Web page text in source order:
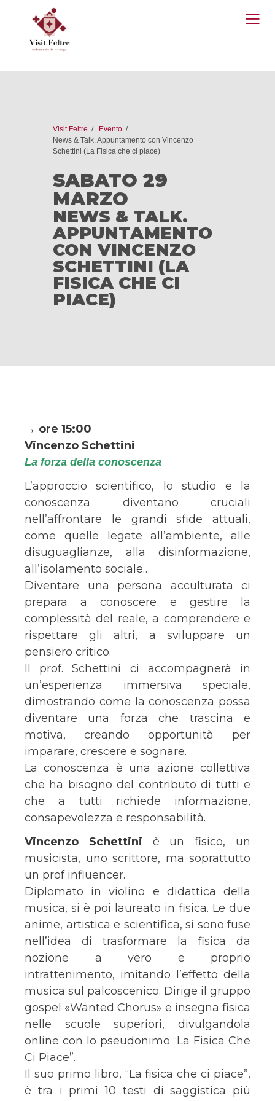
Visit Feltre
Evento
News & Talk. Appuntamento con Vincenzo
Schettini (La Fisica che ci piace)
SABATO 29
MARZO
NEWS & TALK.
APPUNTAMENTO
CON VINCENZO
SCHETTINI (LA
FISICA CHE CI
PIACE)
→ ore 15:00
Vincenzo Schettini
La forza della conoscenza
L’approccio scientifico, lo studio e la
conoscenza diventano cruciali
nell’affrontare le grandi sfide attuali,
come quelle legate all’ambiente, alle
disuguaglianze, alla disinformazione,
all’isolamento sociale…
Diventare una persona acculturata ci
prepara a conoscere e gestire la
complessità del reale, a comprendere e
rispettare gli altri, a sviluppare un
pensiero critico.
Il prof. Schettini ci accompagnerà in
un’esperienza immersiva speciale,
dimostrando come la conoscenza possa
diventare una forza che trascina e
motiva, creando opportunità per
imparare, crescere e sognare.
La conoscenza è una azione collettiva
che ha bisogno del contributo di tutti e
che a tutti richiede informazione,
consapevolezza e responsabilità.
Vincenzo Schettini è un fisico, un
musicista, uno scrittore, ma soprattutto
un prof influencer.
Diplomato in violino e didattica della
musica, si è poi laureato in fisica. Le due
anime, artistica e scientifica, si sono fuse
nell’idea di trasformare la fisica da
nozione a vero e proprio
intrattenimento, imitando l’effetto della
musica sul palcoscenico. Dirige il gruppo
gospel «Wanted Chorus» e insegna fisica
nelle scuole superiori, divulgandola
online con lo pseudonimo “La Fisica Che
Ci Piace”.
Il suo primo libro, “La fisica che ci piace”,
è tra i primi 10 testi di saggistica più